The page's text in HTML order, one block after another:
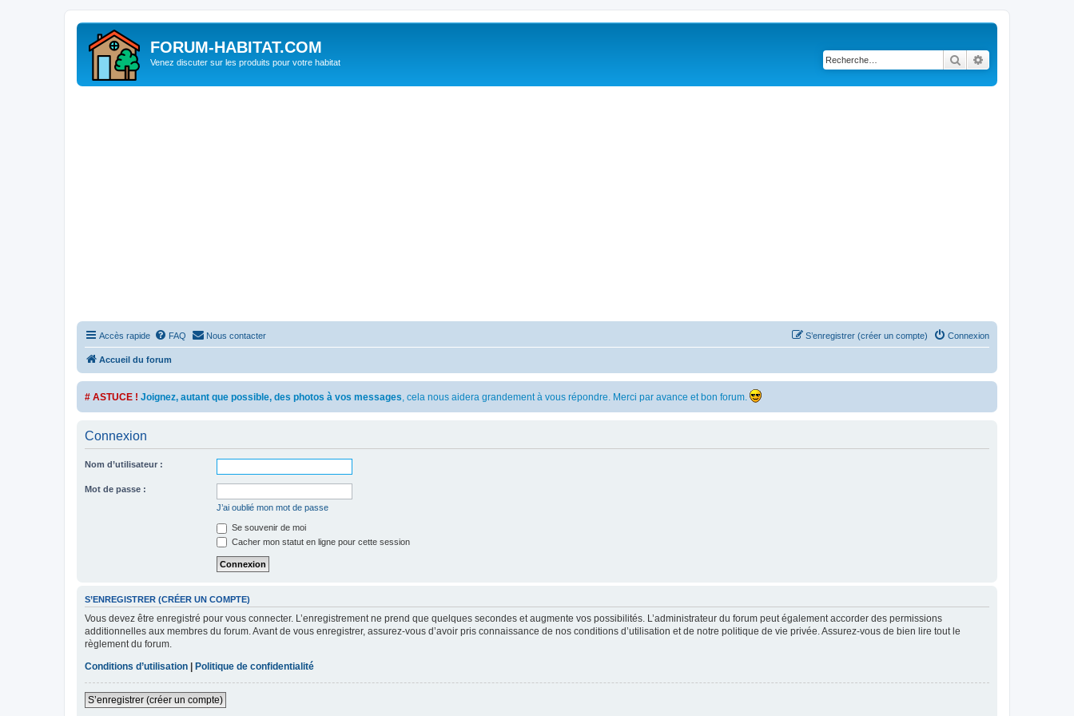
FORUM-HABITAT.COM
Venez discuter sur les produits pour votre habitat Rechercher
Accès rapide FAQ Nous contacter Connexion
S’enregistrer (créer un compte)
Accueil du forum
# ASTUCE ! Joignez, autant que possible, des photos à vos messages, cela nous aidera grandement à vous répondre. Merci par avance et bon forum.
Connexion
Nom d’utilisateur :
Mot de passe :
J’ai oublié mon mot de passe
Se souvenir de moi
Cacher mon statut en ligne pour cette session
S’ENREGISTRER (CRÉER UN COMPTE)
Vous devez être enregistré pour vous connecter. L’enregistrement ne prend que quelques secondes et augmente vos possibilités. L’administrateur du forum peut également accorder des permissions
additionnelles aux membres du forum. Avant de vous enregistrer, assurez-vous d’avoir pris connaissance de nos conditions d’utilisation et de notre politique de vie privée. Assurez-vous de bien lire tout le
règlement du forum.
Conditions d’utilisation | Politique de confidentialité
S’enregistrer (créer un compte)